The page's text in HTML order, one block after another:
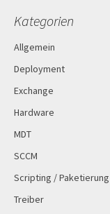
Kategorien
Allgemein
Deployment
Exchange
Hardware
MDT
SCCM
Scripting / Paketierung
Treiber